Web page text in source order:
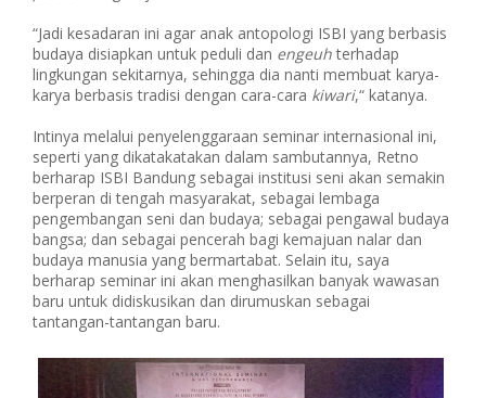
“Jadi kesadaran ini agar anak antopologi ISBI yang berbasis
budaya disiapkan untuk peduli dan engeuhterhadap
lingkungan sekitarnya, sehingga dia nanti membuat karya-
karya berbasis tradisi dengan cara-cara kiwari,“ katanya.
Intinya melalui penyelenggaraan seminar internasional ini,
seperti yang dikatakatakan dalam sambutannya, Retno
berharap ISBI Bandung sebagai institusi seni akan semakin
berperan di tengah masyarakat, sebagai lembaga
pengembangan seni dan budaya; sebagai pengawal budaya
bangsa; dan sebagai pencerah bagi kemajuan nalar dan
budaya manusia yang bermartabat. Selain itu, saya
berharap seminar ini akan menghasilkan banyak wawasan
baru untuk didiskusikan dan dirumuskan sebagai
tantangan-tantangan baru.